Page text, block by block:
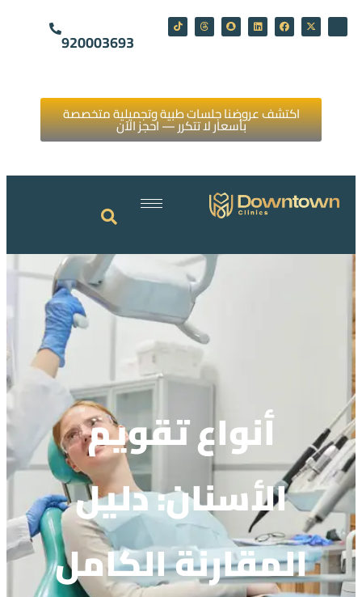
920003693
اكتشف عروضنا جلسات طبية وتجميلية متخصصة
بأسعار لا تتكرر — احجز الآن
أنواع تقويم
الأسنان: دليل
المقارنة الكامل